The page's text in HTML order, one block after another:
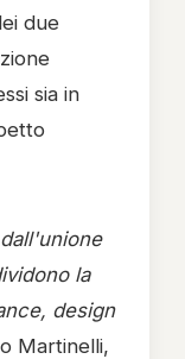
due
sia in
la
design
Martinelli,